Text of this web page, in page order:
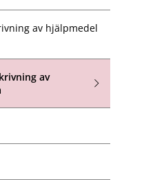
av hjälpmedel
av